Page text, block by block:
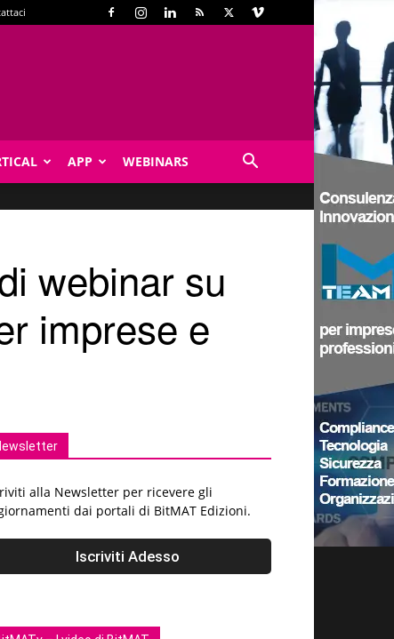
APP WEBINARS
webinar su
imprese e
alla Newsletter per ricevere gli
dai portali di BitMAT Edizioni.